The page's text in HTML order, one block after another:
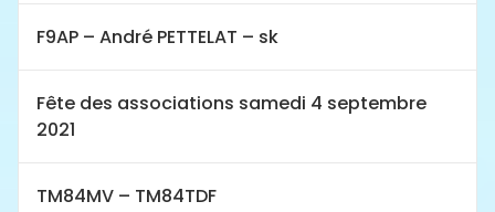
F9AP – André PETTELAT – sk
Fête des associations samedi 4 septembre
2021
TM84MV – TM84TDF